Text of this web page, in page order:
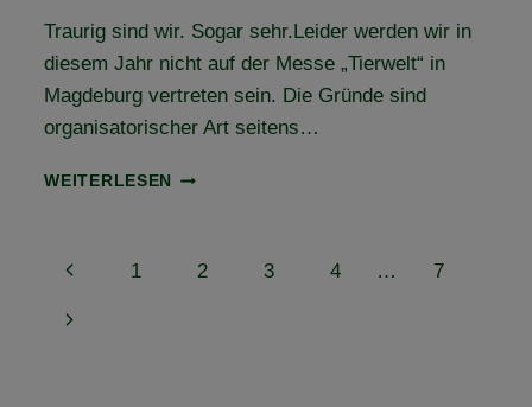
Traurig sind wir. Sogar sehr.Leider werden wir in
diesem Jahr nicht auf der Messe „Tierwelt“ in
Magdeburg vertreten sein. Die Gründe sind
organisatorischer Art seitens…
WEITERLESEN
SCHADE,
MESSE
Seitennavigation
Vorherige
Seite
1 2 3 4 … 7
Nächste